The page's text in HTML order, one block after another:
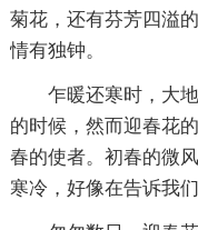
菊花，还有芬芳四溢
情有独钟。
乍暖还寒时，大
的时候，然而迎春花
春的使者。初春的微
寒冷，好像在告诉我